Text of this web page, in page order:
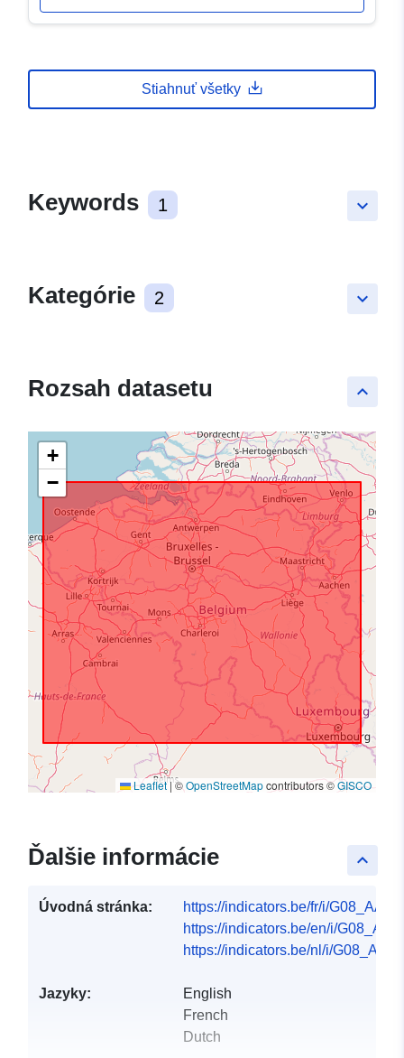
Stiahnuť všetky
keyboard_arrow_down
Keywords 1
keyboard_arrow_down
Kategórie 2
keyboard_arrow_up
Rozsah datasetu
+
−
Leaflet|©OpenStreetMapcontributors ©GISCO
keyboard_arrow_up
Ďalšie informácie
Úvodná stránka:
https://indicators.be/fr/i/G08_AAW/
https://indicators.be/en/i/
https://indicators.be/nl/i/
Jazyky:
English
French
Dutch